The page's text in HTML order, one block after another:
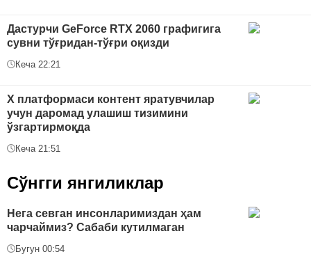
Дастурчи GeForce RTX 2060 графигига
сувни тўғридан-тўғри оқизди
Кеча 22:21
Х платформаси контент яратувчилар
учун даромад улашиш тизимини
ўзгартирмоқда
Кеча 21:51
Сўнгги янгиликлар
Нега севган инсонларимиздан ҳам
чарчаймиз? Сабаби кутилмаган
Бугун 00:54